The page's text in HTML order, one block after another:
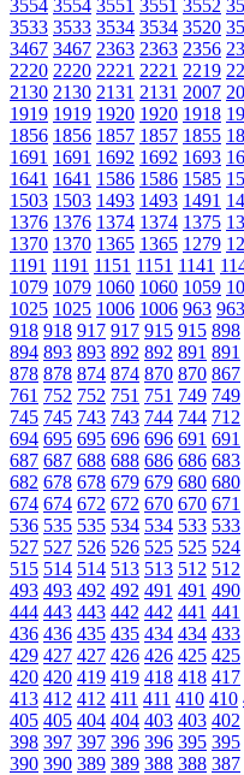
3554 3554 3551 3551 3552
3533 3533 3534 3534 3520
3467 3467 2363 2363 2356
2220 2220 2221 2221 2219
2130 2130 2131 2131 2007
1919 1919 1920 1920 1918
1856 1856 1857 1857 1855
1691 1691 1692 1692 1693
1641 1641 1586 1586 1585
1503 1503 1493 1493 1491
1376 1376 1374 1374 1375
1370 1370 1365 1365 1279
1191 1191 1151 1151 1141
1079 1079 1060 1060 1059
1025 1025 1006 1006 963 963
918 918 917 917 915 915 898
894 893 893 892 892 891 891
878 878 874 874 870 870 867
761 752 752 751 751 749 749
745 745 743 743 744 744 712
694 695 695 696 696 691 691
687 687 688 688 686 686 683
682 678 678 679 679 680 680
674 674 672 672 670 670 671
536 535 535 534 534 533 533
527 527 526 526 525 525 524
515 514 514 513 513 512 512
493 493 492 492 491 491 490
444 443 443 442 442 441 441
436 436 435 435 434 434 433
429 427 427 426 426 425 425
420 420 419 419 418 418 417
413 412 412 411 411 410 410
405 405 404 404 403 403 402
398 397 397 396 396 395 395
390 390 389 389 388 388 387